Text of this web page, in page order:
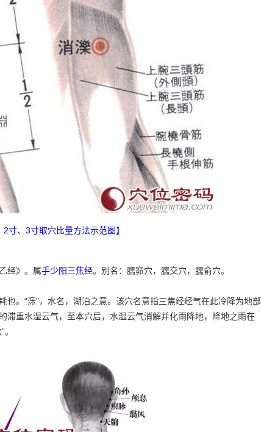
寸、3寸取穴比量方法示范图】
经》。属手少阳三焦经。别名：臑窌穴，臑交穴，臑俞穴。
耗也。“泺”，水名，湖泊之意。该穴名意指三焦经经气在此冷降为地部
滞重水湿云气，至本穴后，水湿云气消解并化雨降地，降地之雨在